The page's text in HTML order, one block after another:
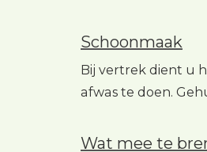
Schoonmaak
Bij vertrek dient u
afwas te doen.
Wat mee te